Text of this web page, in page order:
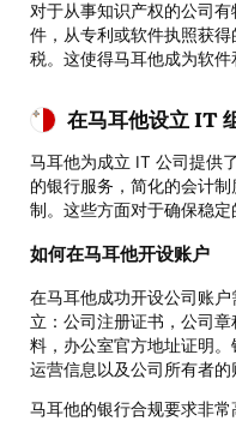
对于从事知识产权的公司
件，从专利或软件执照获
税。这使得马耳他成为软件
在马耳他设立 IT
马耳他为成立 IT 公司提供
的银行服务，简化的会计
制。这些方面对于确保稳定
如何在马耳他开设账户
在马耳他成功开设公司账
立：公司注册证书，公司
料，办公室官方地址证明
运营信息以及公司所有者的
马耳他的银行合规要求非